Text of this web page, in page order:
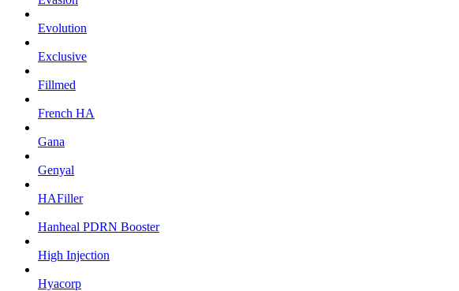
Evolution
Exclusive
Fillmed
French HA
Gana
Genyal
HAFiller
Hanheal PDRN Booster
High Injection
Hyacorp